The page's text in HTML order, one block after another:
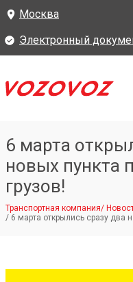
Москва
Электронный
6 марта
новых пункта
грузов!
Транспортная компания/
/ 6 марта открылись сразу два